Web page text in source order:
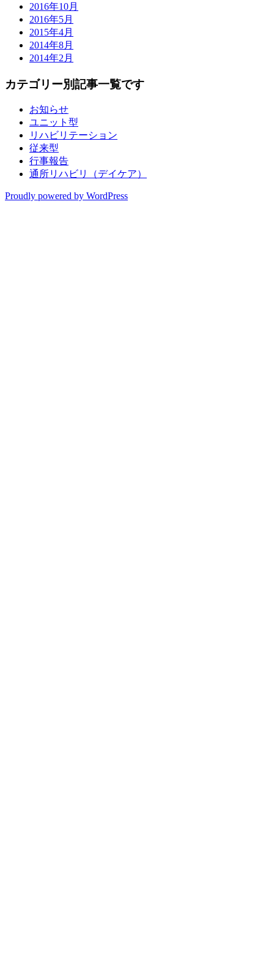
2016年10月
2016年5月
2015年4月
2014年8月
2014年2月
カテゴリー別記事一覧です
お知らせ
ユニット型
リハビリテーション
従来型
行事報告
通所リハビリ（デイケア）
Proudly powered by WordPress